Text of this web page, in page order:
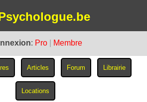
: Pro Membre